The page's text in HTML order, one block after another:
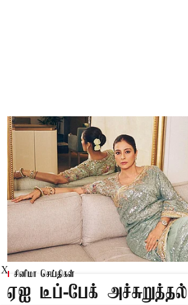
சினிமா செய்திகள்
ஏஐ டீப்-பேக்
X